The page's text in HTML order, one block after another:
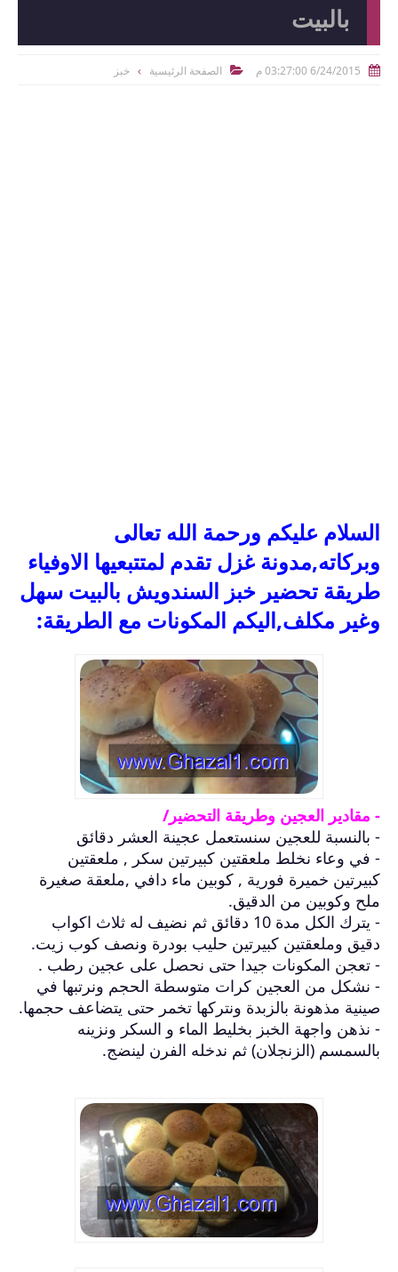
بالبيت
 6/24/2015 03:27:00 م  الصفحة الرئيسية خبز
السلام عليكم ورحمة الله تعالى
وبركاته,مدونة غزل تقدم لمتتبعيها الاوفياء
طريقة تحضير خبز السندويش بالبيت سهل
وغير مكلف,اليكم المكونات مع الطريقة:
- مقادير العجين وطريقة التحضير/
- بالنسبة للعجين سنستعمل عجينة العشر دقائق
- في وعاء نخلط ملعقتين كبيرتين سكر , ملعقتين
كبيرتين خميرة فورية , كوبين ماء دافي ,ملعقة صغيرة
ملح وكوبين من الدقيق.
- يترك الكل مدة 10 دقائق ثم نضيف له ثلاث اكواب
دقيق وملعقتين كبيرتين حليب بودرة ونصف كوب زيت.
- تعجن المكونات جيدا حتى نحصل على عجين رطب .
- نشكل من العجين كرات متوسطة الحجم ونرتبها في
صينية مذهونة بالزبدة ونتركها تخمر حتى يتضاعف حجمها.
- نذهن واجهة الخبز بخليط الماء و السكر ونزينه
بالسمسم (الزنجلان) ثم ندخله الفرن لينضج.